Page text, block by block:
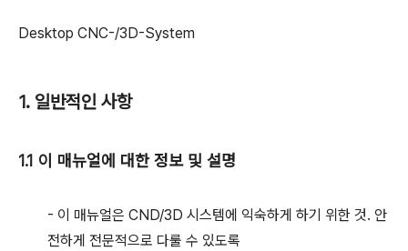
Desktop CNC-/3D-System
1. 일반적인 사항
1.1 이 매뉴얼에 대한 정보 및 설명
- 이 매뉴얼은 CND/3D 시스템에 익숙하게 하기 위한 것. 안
전하게 전문적으로 다룰 수 있도록